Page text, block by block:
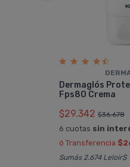
Dermaglós
Fps80 Crema
$29.342 $36.678
6 cuotas sin
ó Transferencia
Sumás 2.674 Leloir$